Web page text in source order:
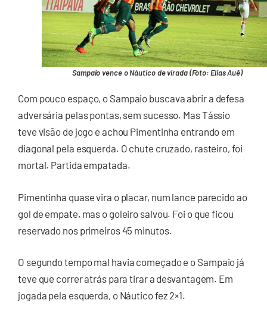
Sampaio vence o Náutico de virada (Foto: Elias Auê)
Com pouco espaço, o Sampaio buscava abrir a defesa
adversária pelas pontas, sem sucesso. Mas Tássio
teve visão de jogo e achou Pimentinha entrando em
diagonal pela esquerda. O chute cruzado, rasteiro, foi
mortal. Partida empatada.
Pimentinha quase vira o placar, num lance parecido ao
gol de empate, mas o goleiro salvou. Foi o que ficou
reservado nos primeiros 45 minutos.
O segundo tempo mal havia começado e o Sampaio já
teve que correr atrás para tirar a desvantagem. Em
jogada pela esquerda, o Náutico fez 2×1.